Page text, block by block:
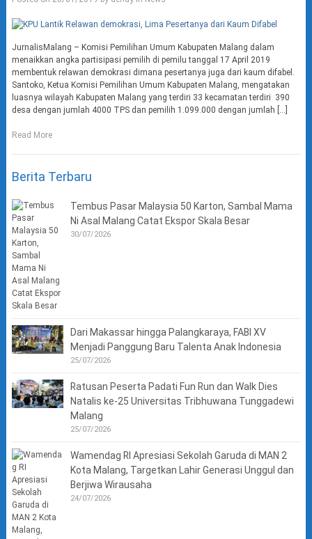
JurnalisMalang – Komisi Pemilihan Umum Kabupaten Malang dalam
menaikkan angka partisipasi pemilih di pemilu tanggal 17 April 2019
membentuk relawan demokrasi dimana pesertanya juga dari kaum difabel.
Santoko, Ketua Komisi Pemilihan Umum Kabupaten Malang, mengatakan
luasnya wilayah Kabupaten Malang yang terdiri 33 kecamatan terdiri 390
desa dengan jumlah 4000 TPS dan pemilih 1.099.000 dengan jumlah […]
Read More
Berita Terbaru
Tembus Pasar Malaysia 50 Karton, Sambal Mama
Ni Asal Malang Catat Ekspor Skala Besar
30/07/2026
Dari Makassar hingga Palangkaraya, FABI XV
Menjadi Panggung Baru Talenta Anak Indonesia
25/07/2026
Ratusan Peserta Padati Fun Run dan Walk Dies
Natalis ke-25 Universitas Tribhuwana Tunggadewi
Malang
25/07/2026
Wamendag RI Apresiasi Sekolah Garuda di MAN 2
Kota Malang, Targetkan Lahir Generasi Unggul dan
Berjiwa Wirausaha
24/07/2026